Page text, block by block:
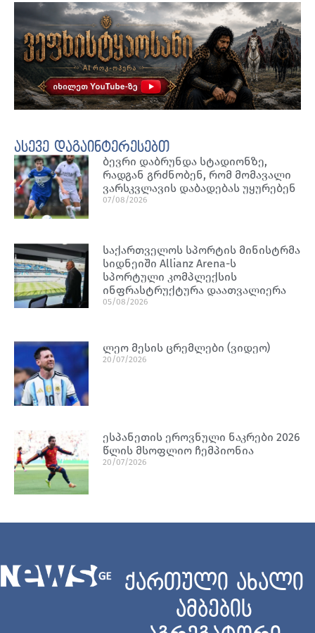
ასევე დაგაინტერესებთ
ბევრი დაბრუნდა სტადიონზე,
რადგან გრძნობენ, რომ მომავალი
ვარსკვლავის დაბადებას უყურებენ
07/08/2026
საქართველოს სპორტის მინისტრმა
სიდნეიში Allianz Arena-ს
სპორტული კომპლექსის
ინფრასტრუქტურა დაათვალიერა
05/08/2026
ლეო მესის ცრემლები (ვიდეო)
20/07/2026
ესპანეთის ეროვნული ნაკრები 2026
წლის მსოფლიო ჩემპიონია
20/07/2026
ქართული ახალი
ამბების